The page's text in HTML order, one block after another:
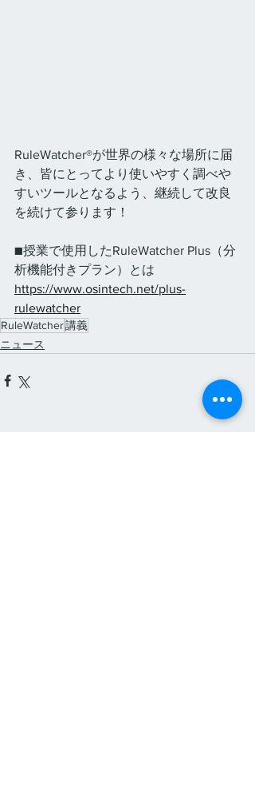
RuleWatcher®が世界の様々な場所に届
き、皆にとってより使いやすく調べや
すいツールとなるよう、継続して改良
を続けて参ります！
■授業で使用したRuleWatcher Plus（分
析機能付きプラン）とは
https://www.osintech.net/plus-
rulewatcher
RuleWatcher講義
ニュース